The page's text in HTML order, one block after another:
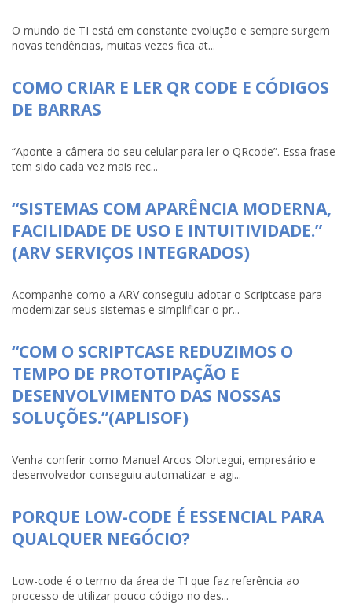
O mundo de TI está em constante evolução e sempre surgem
novas tendências, muitas vezes fica at...
COMO CRIAR E LER QR CODE E CÓDIGOS
DE BARRAS
“Aponte a câmera do seu celular para ler o QRcode”. Essa frase
tem sido cada vez mais rec...
“SISTEMAS COM APARÊNCIA MODERNA,
FACILIDADE DE USO E INTUITIVIDADE.”
(ARV SERVIÇOS INTEGRADOS)
Acompanhe como a ARV conseguiu adotar o Scriptcase para
modernizar seus sistemas e simplificar o pr...
“COM O SCRIPTCASE REDUZIMOS O
TEMPO DE PROTOTIPAÇÃO E
DESENVOLVIMENTO DAS NOSSAS
SOLUÇÕES.”(APLISOF)
Venha conferir como Manuel Arcos Olortegui, empresário e
desenvolvedor conseguiu automatizar e agi...
PORQUE LOW-CODE É ESSENCIAL PARA
QUALQUER NEGÓCIO?
Low-code é o termo da área de TI que faz referência ao
processo de utilizar pouco código no des...